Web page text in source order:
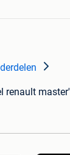
renault master'